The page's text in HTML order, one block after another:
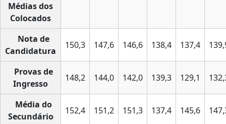
Médias dos
Colocados
Nota de
Candidatura
150,3 147,6 146,6 138,4 137,4
Provas de
Ingresso
148,2 144,0 142,0 139,3 129,1
Média do
Secundário
152,4 151,2 151,3 137,4 145,6